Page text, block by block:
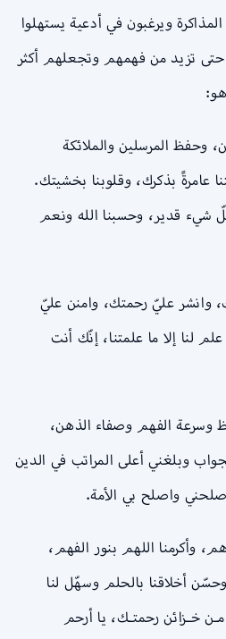
ويرغبون في أدعية يستهلوا
تزيد من فهمهم وتجعلهم أكثر
وحفظ المرسلين والملائكة
عامرةً بذكرك، وقلوبنا بخشيتك.
شيء قدير، وحسبنا الله ونعم
وانشر عليّ رحمتك، وامنن عليّ
لنا إلا ما علمتنا، إنّك أنت
وسرعة الفهم وصفاء الذهن،
وبلغني أعلى المراتب في الدين
واصلح بي الأمة.
وأكرمنا اللهم بنور الفهم،
أخلاقنا بالحلم وسهّل لنا
خـزائن رحمتـك، يا أرحم